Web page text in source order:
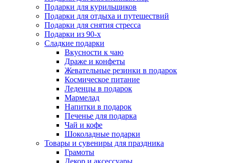
Подарки для курильщиков
Подарки для отдыха и путешествий
Подарки для снятия стресса
Подарки из 90-х
Сладкие подарки
Вкусности к чаю
Драже и конфеты
Жевательные резинки в подарок
Космическое питание
Леденцы в подарок
Мармелад
Напитки в подарок
Печенье для подарка
Чай и кофе
Шоколадные подарки
Товары и сувениры для праздника
Грамоты
Декор и аксессуары